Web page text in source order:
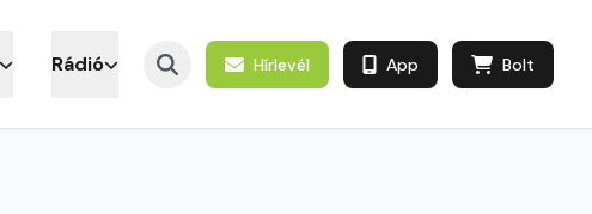
Rádió Hírlevél App Bolt